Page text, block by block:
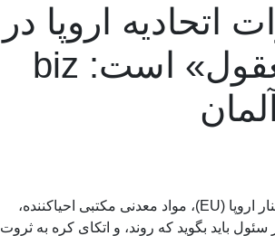
اروپا در
میان کربن زدایی «معقول» است: biz
سئول، 2 آوریل (یونهاپ) - مقررات زیر نور خورشید که در کنار اروپا (EU)، مواد معدنی مکتبی احیاکننده،
باید بگوید که روند، و اتکای کره به ثروت